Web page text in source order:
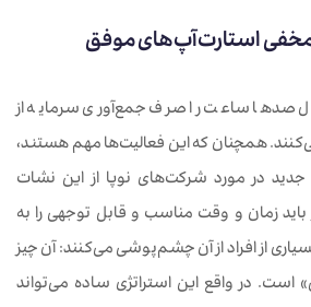
مخفی استارت‌آپ‌های موفق
صدها ساعت را صرف جمع‌آوری سرمایه از
همچنان که این فعالیت‌ها مهم هستند،
جدید در مورد شرکت‌های نوپا از این نشات
باید زمان و وقت مناسب و قابل توجهی را به
از افراد از آن چشم‌پوشی می‌کنند: آن چیز
است. در واقع این استراتژی ساده می‌تواند